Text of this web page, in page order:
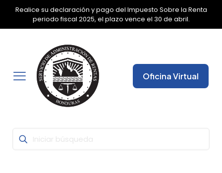
Realice su declaración y pago del Impuesto Sobre la Renta
periodo fiscal 2025, el plazo vence el 30 de abril.
✕
Oficina Virtual